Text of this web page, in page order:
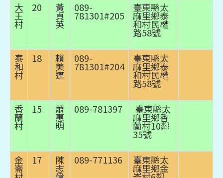
大
王
村
20 黃
貞
英
089-
781301#205
臺東縣太
麻里鄉泰
和村民權
路58號
泰
和
村
18 賴
美
連
089-
781301#204
臺東縣太
麻里鄉泰
和村民權
路58號
香
蘭
村
15 蕭
惠
明
089-781397 臺東縣太
麻里鄉香
蘭村10鄰
35號
金
崙
17 陳
志
089-771136 臺東縣太
麻里鄉金